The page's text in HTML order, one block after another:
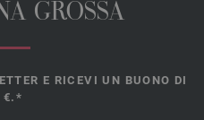
GROSSA
E RICEVI UN BUONO DI
€.*